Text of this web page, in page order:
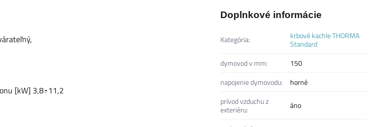
[kW] 3,8÷11,2
Doplnkové informácie
Kategória:
krbové kachle THORMA
Standard
dymovod v mm:
150
napojenie dymovodu:
horné
prívod vzduchu z
exteriéru:
áno